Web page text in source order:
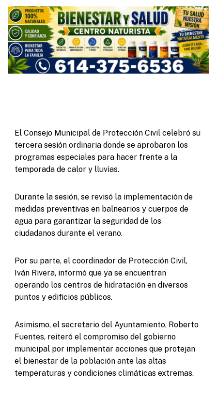
El Consejo Municipal de Protección Civil celebró su
tercera sesión ordinaria donde se aprobaron los
programas especiales para hacer frente a la
temporada de calor y lluvias.
Durante la sesión, se revisó la implementación de
medidas preventivas en balnearios y cuerpos de
agua para garantizar la seguridad de los
ciudadanos durante el verano.
Por su parte, el coordinador de Protección Civil,
Iván Rivera, informó que ya se encuentran
operando los centros de hidratación en diversos
puntos y edificios públicos.
Asimismo, el secretario del Ayuntamiento, Roberto
Fuentes, reiteró el compromiso del gobierno
municipal por implementar acciones que protejan
el bienestar de la población ante las altas
temperaturas y condiciones climáticas extremas.